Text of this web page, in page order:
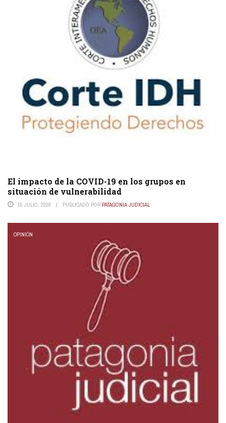
El impacto de la COVID-19 en los grupos en
situación de vulnerabilidad
15 JULIO, 2020 PUBLICADO POR PATAGONIA JUDICIAL
OPINIÓN